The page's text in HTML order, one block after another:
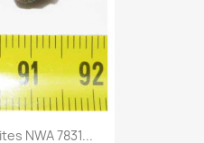
NWA 7831...